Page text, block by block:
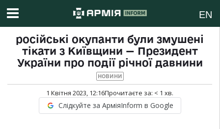
EN
російські окупанти були змушені
тікати з Київщини — Президент
України про події річної давнини
НОВИНИ
1 Квітня 2023, 12:16Прочитаєте за: < 1 хв.
Слідкуйте за АрміяInform в Google